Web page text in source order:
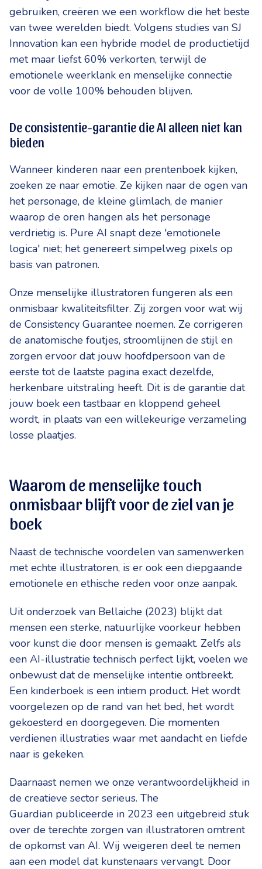
gebruiken, creëren we een workflow die het beste
van twee werelden biedt. Volgens studies van SJ
Innovation kan een hybride model de productietijd
met maar liefst 60% verkorten, terwijl de
emotionele weerklank en menselijke connectie
voor de volle 100% behouden blijven.
De consistentie-garantie die AI alleen niet kan
bieden
Wanneer kinderen naar een prentenboek kijken,
zoeken ze naar emotie. Ze kijken naar de ogen van
het personage, de kleine glimlach, de manier
waarop de oren hangen als het personage
verdrietig is. Pure AI snapt deze 'emotionele
logica' niet; het genereert simpelweg pixels op
basis van patronen.
Onze menselijke illustratoren fungeren als een
onmisbaar kwaliteitsfilter. Zij zorgen voor wat wij
de Consistency Guarantee noemen. Ze corrigeren
de anatomische foutjes, stroomlijnen de stijl en
zorgen ervoor dat jouw hoofdpersoon van de
eerste tot de laatste pagina exact dezelfde,
herkenbare uitstraling heeft. Dit is de garantie dat
jouw boek een tastbaar en kloppend geheel
wordt, in plaats van een willekeurige verzameling
losse plaatjes.
Waarom de menselijke touch
onmisbaar blijft voor de ziel van je
boek
Naast de technische voordelen van samenwerken
met echte illustratoren, is er ook een diepgaande
emotionele en ethische reden voor onze aanpak.
Uit onderzoek van Bellaiche (2023) blijkt dat
mensen een sterke, natuurlijke voorkeur hebben
voor kunst die door mensen is gemaakt. Zelfs als
een AI-illustratie technisch perfect lijkt, voelen we
onbewust dat de menselijke intentie ontbreekt.
Een kinderboek is een intiem product. Het wordt
voorgelezen op de rand van het bed, het wordt
gekoesterd en doorgegeven. Die momenten
verdienen illustraties waar met aandacht en liefde
naar is gekeken.
Daarnaast nemen we onze verantwoordelijkheid in
de creatieve sector serieus. The
Guardian publiceerde in 2023 een uitgebreid stuk
over de terechte zorgen van illustratoren omtrent
de opkomst van AI. Wij weigeren deel te nemen
aan een model dat kunstenaars vervangt. Door